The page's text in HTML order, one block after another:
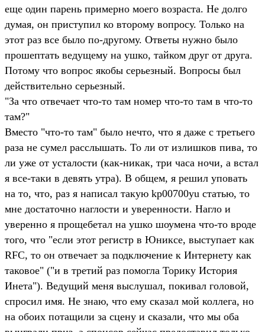
еще один парень примерно моего возраста. Не долго
думая, он приступил ко второму вопросу. Только на
этот раз все было по-другому. Ответы нужно было
прошептать ведущему на ушко, тайком друг от друга.
Потому что вопрос якобы серьезный. Вопросы был
действительно серьезный.
"За что отвечает что-то там номер что-то там в что-то
там?"
Вместо "что-то там" было нечто, что я даже с третьего
раза не сумел расслышать. То ли от излишков пива, то
ли уже от усталости (как-никак, три часа ночи, а встал
я все-таки в девять утра). В общем, я решил уповать
на то, что, раз я написал такую kp00700yu статью, то
мне достаточно наглости и уверенности. Нагло и
уверенно я прощебетал на ушко шоумена что-то вроде
того, что "если этот регистр в Юниксе, выступает как
RFC, то он отвечает за подключение к Интернету как
таковое" ("и в третий раз помогла Торику История
Инета"). Ведущий меня выслушал, покивал головой,
спросил имя. Не знаю, что ему сказал мой коллега, но
на обоих потащили за сцену и сказали, что мы оба